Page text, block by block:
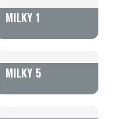
MILKY 1
MILKY 5